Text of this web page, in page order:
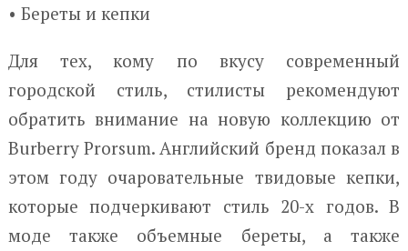
• Береты и кепки
Для тех, кому по вкусу современный
городской стиль, стилисты рекомендуют
обратить внимание на новую коллекцию от
Burberry Prorsum. Английский бренд показал в
этом году очаровательные твидовые кепки,
которые подчеркивают стиль 20-х годов. В
моде также объемные береты, а также